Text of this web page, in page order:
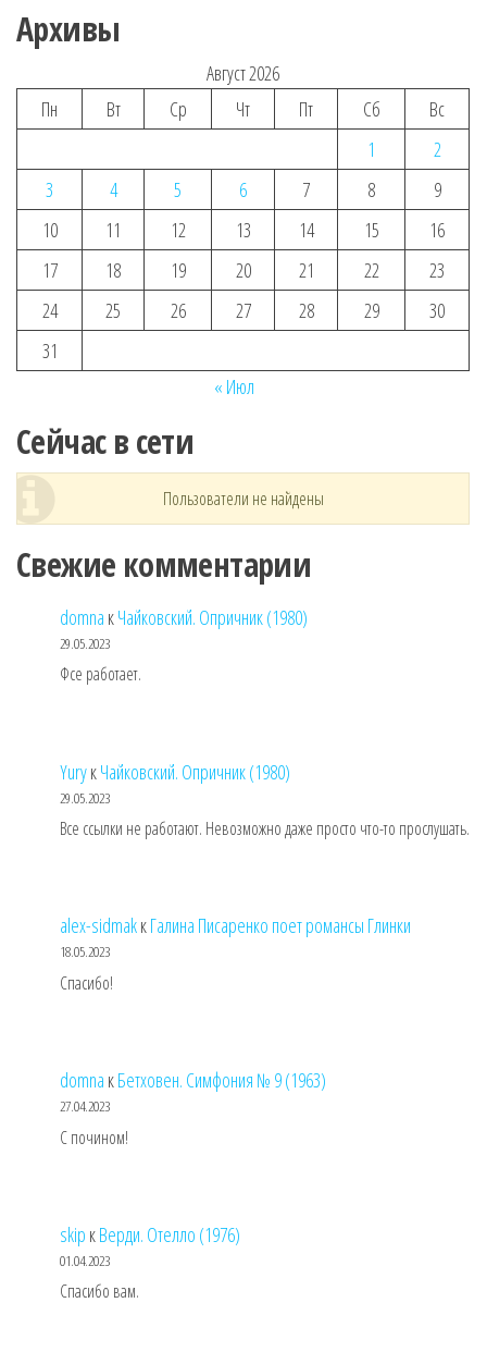
Архивы
Август 2026
Пн
Вт Ср Чт Пт Сб
Вс
1
2
3
4 5 6 7 8
9
10
11 12 13 14 15
16
17
18 19 20 21 22
23
24
25 26 27 28 29
30
31
« Июл
Сейчас в сети
Пользователи не найдены
Свежие комментарии
domna кЧайковский. Опричник (1980)
29.05.2023
Фсе работает.
YuryкЧайковский. Опричник (1980)
29.05.2023
Все ссылки не работают. Невозможно даже просто что-то прослушать.
alex-sidmakкГалина Писаренко поет романсы Глинки
18.05.2023
Спасибо!
domna кБетховен. Симфония № 9 (1963)
27.04.2023
С почином!
skip кВерди. Отелло (1976)
01.04.2023
Спасибо вам.